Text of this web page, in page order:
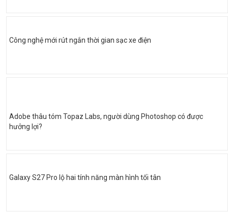
Công nghệ mới rút ngắn thời gian sạc xe điện
Adobe thâu tóm Topaz Labs, người dùng Photoshop có được
hưởng lợi?
Galaxy S27 Pro lộ hai tính năng màn hình tối tân